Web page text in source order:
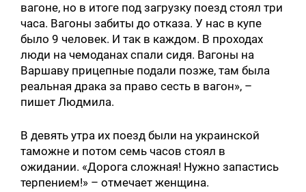
вагоне, но в итоге под загрузку поезд стоял три
часа. Вагоны забиты до отказа. У нас в купе
было 9 человек. И так в каждом. В проходах
люди на чемоданах спали сидя. Вагоны на
Варшаву прицепные подали позже, там была
реальная драка за право сесть в вагон», –
пишет Людмила.
В девять утра их поезд были на украинской
таможне и потом семь часов стоял в
ожидании. «Дорога сложная! Нужно запастись
терпением!» – отмечает женщина.